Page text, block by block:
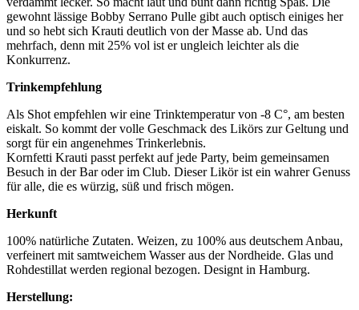
gewohnt lässige Bobby Serrano Pulle gibt auch optisch einiges her
und so hebt sich Krauti deutlich von der Masse ab. Und das
mehrfach, denn mit 25% vol ist er ungleich leichter als die
Konkurrenz.
Trinkempfehlung
Als Shot empfehlen wir eine Trinktemperatur von -8 C°, am besten
eiskalt. So kommt der volle Geschmack des Likörs zur Geltung und
sorgt für ein angenehmes Trinkerlebnis.
Kornfetti Krauti passt perfekt auf jede Party, beim gemeinsamen
Besuch in der Bar oder im Club. Dieser Likör ist ein wahrer Genuss
für alle, die es würzig, süß und frisch mögen.
Herkunft
100% natürliche Zutaten. Weizen, zu 100% aus deutschem Anbau,
verfeinert mit samtweichem Wasser aus der Nordheide. Glas und
Rohdestillat werden regional bezogen. Designt in Hamburg.
Herstellung: